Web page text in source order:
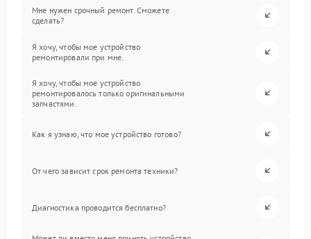
Мне нужен срочный ремонт. Сможете
сделать?
Я хочу, чтобы мое устройство
ремонтировали при мне.
Я хочу, чтобы мое устройство
ремонтировалось только оригинальными
запчастями.
Как я узнаю, что мое устройство готово?
От чего зависит срок ремонта техники?
Диагностика проводится бесплатно?